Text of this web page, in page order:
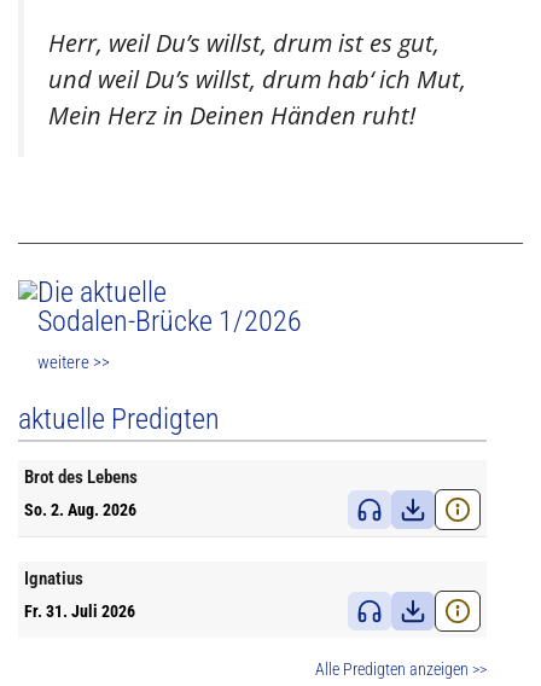
Herr, weil Du’s willst, drum ist es gut,
und weil Du’s willst, drum hab‘ ich Mut,
Mein Herz in Deinen Händen ruht!
Die aktuelle
Sodalen-Brücke 1/2026
weitere >>
aktuelle Predigten
Brot des Lebens
So. 2. Aug. 2026
Ignatius
Fr. 31. Juli 2026
Alle Predigten anzeigen >>